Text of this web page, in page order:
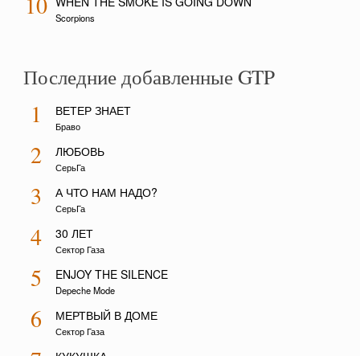
Scorpions
Последние добавленные GTP
1 ВЕТЕР ЗНАЕТ
Браво
2 ЛЮБОВЬ
СерьГа
3 А ЧТО НАМ НАДО?
СерьГа
4 30 ЛЕТ
Сектор Газа
5 ENJOY THE SILENCE
Depeche Mode
6 МЕРТВЫЙ В ДОМЕ
Сектор Газа